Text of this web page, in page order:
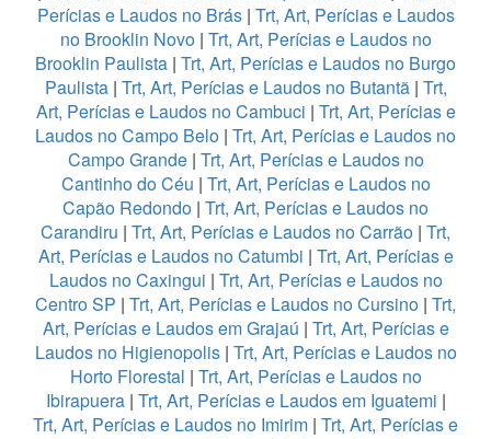
Perícias e Laudos no Brás| Trt, Art, Perícias e Laudos
no Brooklin Novo| Trt, Art, Perícias e Laudos no
Brooklin Paulista | Trt, Art, Perícias e Laudos no Burgo
Paulista| Trt, Art, Perícias e Laudos no Butantã| Trt,
Art, Perícias e Laudos no Cambuci | Trt, Art, Perícias e
Laudos no Campo Belo | Trt, Art, Perícias e Laudos no
Campo Grande| Trt, Art, Perícias e Laudos no
Cantinho do Céu | Trt, Art, Perícias e Laudos no
Capão Redondo | Trt, Art, Perícias e Laudos no
Carandiru | Trt, Art, Perícias e Laudos no Carrão | Trt,
Art, Perícias e Laudos no Catumbi | Trt, Art, Perícias e
Laudos no Caxingui | Trt, Art, Perícias e Laudos no
Centro SP | Trt, Art, Perícias e Laudos no Cursino | Trt,
Art, Perícias e Laudos em Grajaú | Trt, Art, Perícias e
Laudos no Higienopolis| Trt, Art, Perícias e Laudos no
Horto Florestal | Trt, Art, Perícias e Laudos no
Ibirapuera| Trt, Art, Perícias e Laudos em Iguatemi |
Trt, Art, Perícias e Laudos no Imirim | Trt, Art, Perícias e